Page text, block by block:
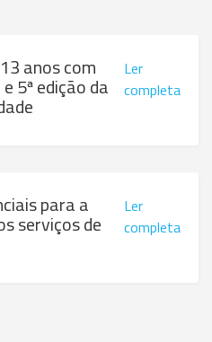
anos com
5ª edição da
Ler
completa
para a
serviços de
Ler
completa